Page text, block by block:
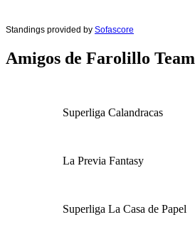
Standings provided by Sofascore
Amigos de Farolillo Team
Superliga Calandracas
La Previa Fantasy
Superliga La Casa de Papel